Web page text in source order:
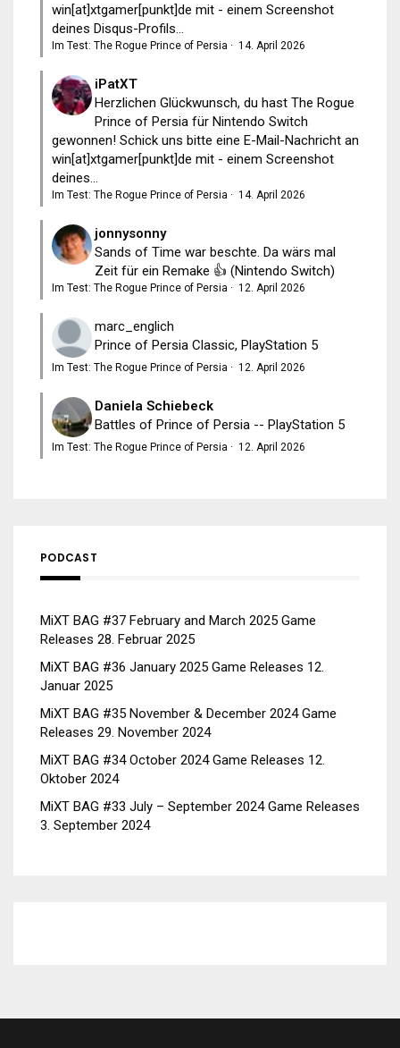
win[at]xtgamer[punkt]de mit - einem Screenshot
deines Disqus-Profils...
Im Test: The Rogue Prince of Persia · 14. April 2026
iPatXT
Herzlichen Glückwunsch, du hast The Rogue
Prince of Persia für Nintendo Switch
gewonnen! Schick uns bitte eine E-Mail-Nachricht an
win[at]xtgamer[punkt]de mit - einem Screenshot
deines...
Im Test: The Rogue Prince of Persia · 14. April 2026
jonnysonny
Sands of Time war beschte. Da wärs mal
Zeit für ein Remake 👍 (Nintendo Switch)
Im Test: The Rogue Prince of Persia · 12. April 2026
marc_englich
Prince of Persia Classic, PlayStation 5
Im Test: The Rogue Prince of Persia · 12. April 2026
Daniela Schiebeck
Battles of Prince of Persia -- PlayStation 5
Im Test: The Rogue Prince of Persia · 12. April 2026
PODCAST
MiXT BAG #37 February and March 2025 Game
Releases 28. Februar 2025
MiXT BAG #36 January 2025 Game Releases 12.
Januar 2025
MiXT BAG #35 November & December 2024 Game
Releases 29. November 2024
MiXT BAG #34 October 2024 Game Releases 12.
Oktober 2024
MiXT BAG #33 July – September 2024 Game Releases
3. September 2024